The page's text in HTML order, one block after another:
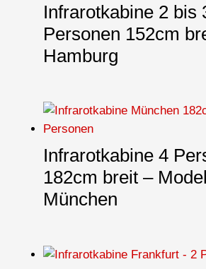
Infrarotkabine 2 bis
Personen 152cm
Hamburg
Infrarotkabine 4
182cm breit –
München